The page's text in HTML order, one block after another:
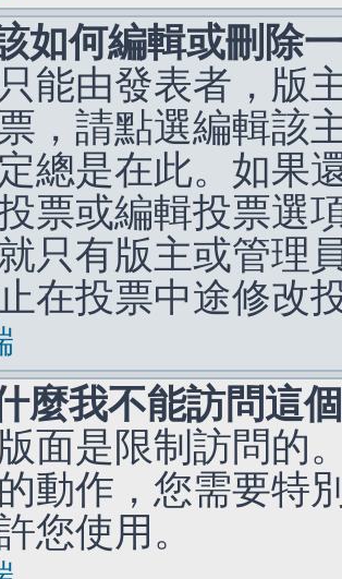
如何編輯或刪除
能由發表者，版
，請點選編輯該
總是在此。如果
票或編輯投票選
只有版主或管理
在投票中途修改
麼我不能訪問這
面是限制訪問的
動作，您需要特
您使用。